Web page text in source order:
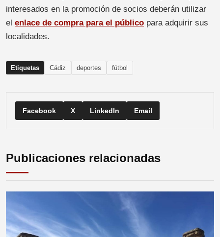
interesados en la promoción de socios deberán utilizar
el enlace de compra para el público para adquirir sus
localidades.
Etiquetas Cádiz deportes fútbol
Facebook X LinkedIn Email
Publicaciones relacionadas